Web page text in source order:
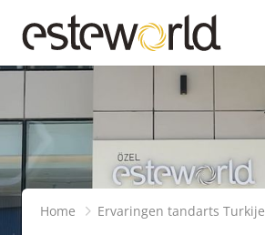
Home Ervaringen tandarts Turkije